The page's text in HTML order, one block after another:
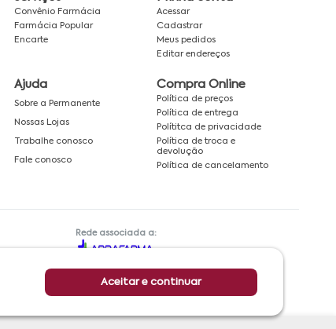
Aceitar e continuar
Convênio Farmácia
Farmácia Popular
Encarte
Acessar
Cadastrar
Meus pedidos
Editar endereços
Ajuda
Sobre a Permanente
Nossas Lojas
Trabalhe conosco
Fale conosco
Compra Online
Política de preços
Política de entrega
Polítitca de privacidade
Política de troca e
devolução
Política de cancelamento
Rede associada a: